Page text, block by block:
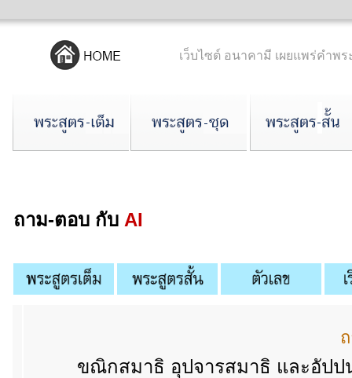
เว็บไซต์ อนาคามี เผยแพร่คำพ
ถาม-ตอบ กับ AI
ขณิกสมาธิ อุปจารสมาธิ และอัปป